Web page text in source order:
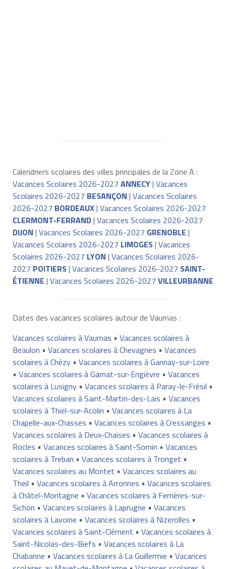
Calendriers scolaires des villes principales de la Zone A :
Vacances Scolaires 2026-2027 ANNECY| Vacances
Scolaires 2026-2027 BESANÇON | Vacances Scolaires
2026-2027 BORDEAUX| Vacances Scolaires 2026-2027
CLERMONT-FERRAND| Vacances Scolaires 2026-2027
DIJON | Vacances Scolaires 2026-2027 GRENOBLE |
Vacances Scolaires 2026-2027 LIMOGES| Vacances
Scolaires 2026-2027 LYON | Vacances Scolaires 2026-
2027 POITIERS| Vacances Scolaires 2026-2027 SAINT-
ÉTIENNE | Vacances Scolaires 2026-2027 VILLEURBANNE
Dates des vacances scolaires autour de Vaumas :
Vacances scolaires à Vaumas • Vacances scolaires à
Beaulon • Vacances scolaires à Chevagnes • Vacances
scolaires à Chézy• Vacances scolaires à Gannay-sur-Loire
• Vacances scolaires à Garnat-sur-Engièvre • Vacances
scolaires à Lusigny• Vacances scolaires à Paray-le-Frésil •
Vacances scolaires à Saint-Martin-des-Lais • Vacances
scolaires à Thiel-sur-Acolin • Vacances scolaires à La
Chapelle-aux-Chasses • Vacances scolaires à Cressanges •
Vacances scolaires à Deux-Chaises • Vacances scolaires à
Rocles • Vacances scolaires à Saint-Sornin • Vacances
scolaires à Treban • Vacances scolaires à Tronget •
Vacances scolaires au Montet • Vacances scolaires au
Theil • Vacances scolaires à Arronnes • Vacances scolaires
à Châtel-Montagne • Vacances scolaires à Ferrières-sur-
Sichon • Vacances scolaires à Laprugne • Vacances
scolaires à Lavoine • Vacances scolaires à Nizerolles •
Vacances scolaires à Saint-Clément • Vacances scolaires à
Saint-Nicolas-des-Biefs • Vacances scolaires à La
Chabanne • Vacances scolaires à La Guillermie • Vacances